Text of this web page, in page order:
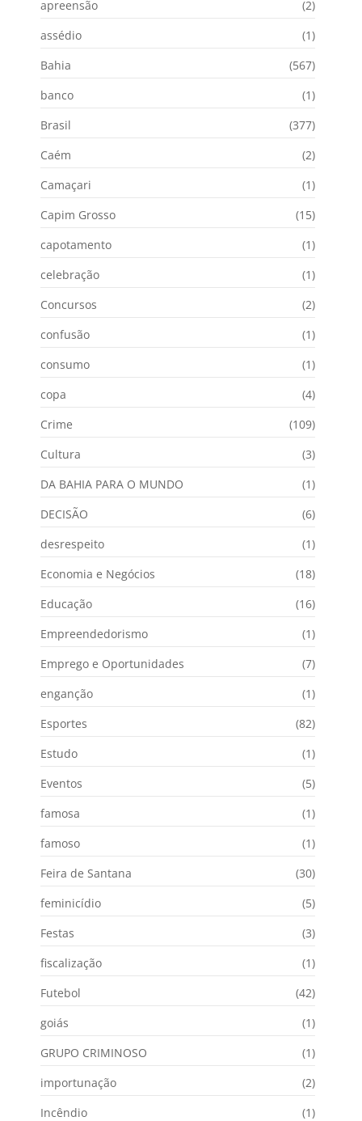
apreensão
(2)
assédio
(1)
Bahia
(567)
banco
(1)
Brasil
(377)
Caém
(2)
Camaçari
(1)
Capim Grosso
(15)
capotamento
(1)
celebração
(1)
Concursos
(2)
confusão
(1)
consumo
(1)
copa
(4)
Crime
(109)
Cultura
(3)
DA BAHIA PARA O MUNDO
(1)
DECISÃO
(6)
desrespeito
(1)
Economia e Negócios
(18)
Educação
(16)
Empreendedorismo
(1)
Emprego e Oportunidades
(7)
enganção
(1)
Esportes
(82)
Estudo
(1)
Eventos
(5)
famosa
(1)
famoso
(1)
Feira de Santana
(30)
feminicídio
(5)
Festas
(3)
fiscalização
(1)
Futebol
(42)
goiás
(1)
GRUPO CRIMINOSO
(1)
importunação
(2)
Incêndio
(1)